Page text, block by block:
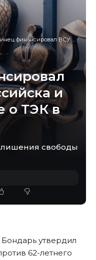
ВСУ из Новороссийска и собирал данные о ТЭК в Туапсе
и
о ТЭК в
лишения свободы
утвердил
62-летнего